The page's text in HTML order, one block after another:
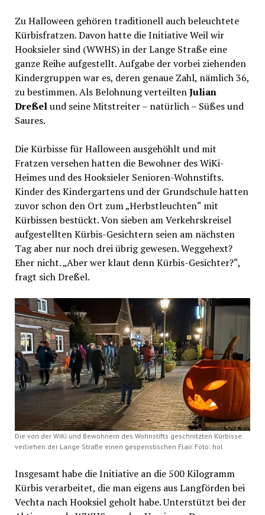
Zu Halloween gehören traditionell auch beleuchtete
Kürbisfratzen. Davon hatte die Initiative Weil wir
Hooksieler sind (WWHS) in der Lange Straße eine
ganze Reihe aufgestellt. Aufgabe der vorbei ziehenden
Kindergruppen war es, deren genaue Zahl, nämlich 36,
zu bestimmen. Als Belohnung verteiltenJulian
Dreßelund seine Mitstreiter – natürlich – Süßes und
Saures.
Die Kürbisse für Halloween ausgehöhlt und mit
Fratzen versehen hatten die Bewohner des WiKi-
Heimes und des Hooksieler Senioren-Wohnstifts.
Kinder des Kindergartens und der Grundschule hatten
zuvor schon den Ort zum „Herbstleuchten“ mit
Kürbissen bestückt. Von sieben am Verkehrskreisel
aufgestellten Kürbis-Gesichtern seien am nächsten
Tag aber nur noch drei übrig gewesen. Weggehext?
Eher nicht. „Aber wer klaut denn Kürbis-Gesichter?“,
fragt sich Dreßel.
Die von der WiKi und Bewohnern des Wohnstifts geschnitzten Kürbisse
verliehen der Lange Straße einen gespenstischen Flair. Foto: hol
Insgesamt habe die Initiative an die 500 Kilogramm
Kürbis verarbeitet, die man eigens aus Langförden bei
Vechta nach Hooksiel geholt habe. Unterstützt bei der